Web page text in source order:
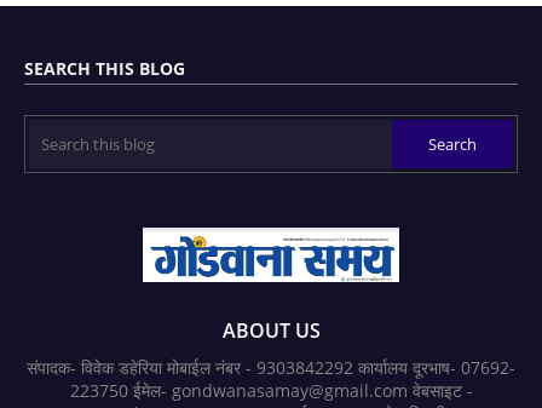
SEARCH THIS BLOG
ABOUT US
संपादक- विवेक डहेरिया मोबाईल नंबर - 9303842292 कार्यालय दूरभाष- 07692-
223750 ईमेल- gondwanasamay@gmail.com वेबसाइट -